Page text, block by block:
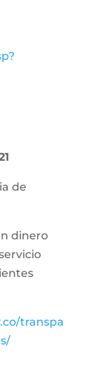
de
dinero
transpa